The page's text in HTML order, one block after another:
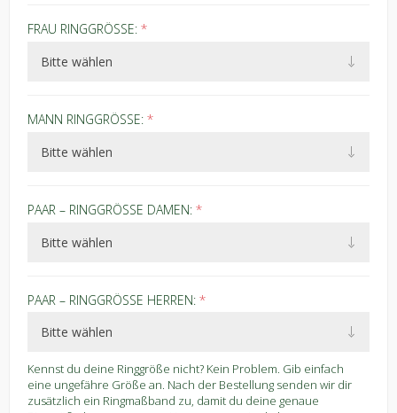
FRAU RINGGRÖSSE: *
MANN RINGGRÖSSE: *
PAAR – RINGGRÖSSE DAMEN: *
PAAR – RINGGRÖSSE HERREN: *
Kennst du deine Ringgröße nicht? Kein Problem. Gib einfach
eine ungefähre Größe an. Nach der Bestellung senden wir dir
zusätzlich ein Ringmaßband zu, damit du deine genaue